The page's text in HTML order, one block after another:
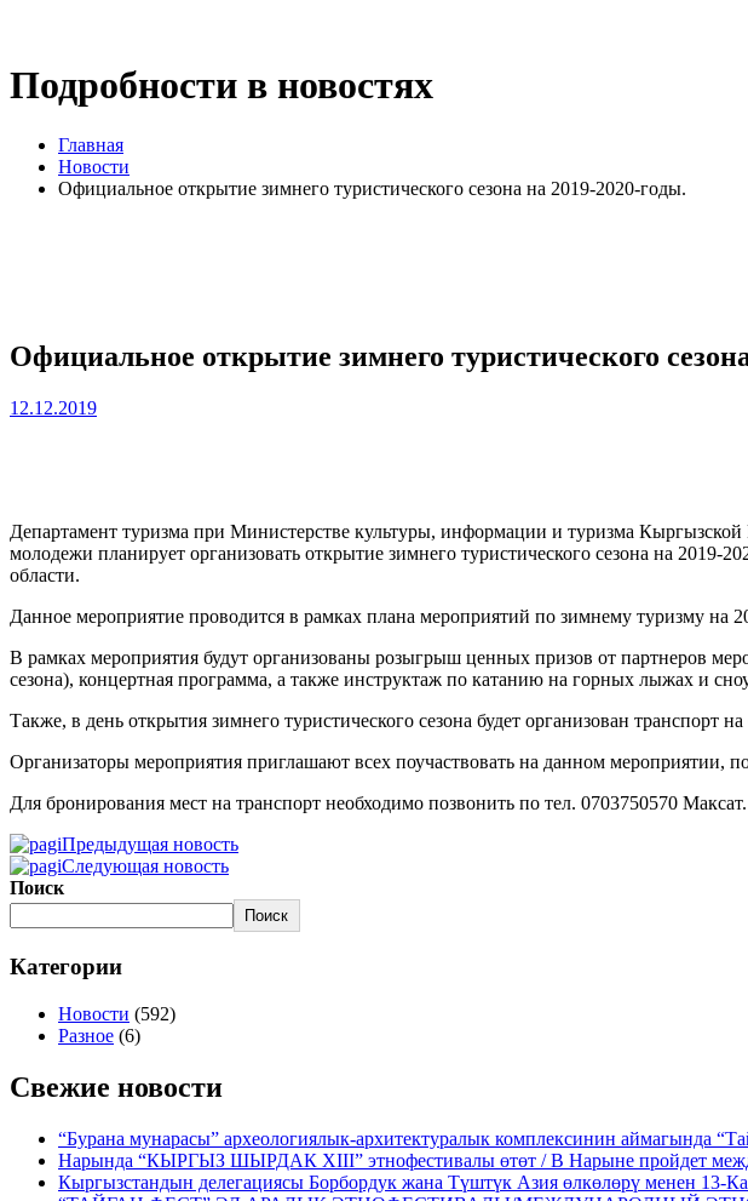
Подробности в новостях
Главная
Новости
Официальное открытие зимнего туристического сезона на 2019-2020-годы.
Официальное открытие зимнего туристического
12.12.2019
Департамент туризма при Министерстве культуры, информации и туризма
молодежи планирует организовать открытие зимнего туристического сезона на
области.
Данное мероприятие проводится в рамках плана мероприятий по зимнему туризму
В рамках мероприятия будут организованы розыгрыш ценных призов от партнеров
сезона), концертная программа, а также инструктаж по катанию на горных лыжах и
Также, в день открытия зимнего туристического сезона будет организован
Организаторы мероприятия приглашают всех поучаствовать на данном мероприятии,
Для бронирования мест на транспорт необходимо позвонить по тел. 0703750570 Максат.
Предыдущая новость
Следующая новость
Поиск
Поиск
Категории
Новости (592)
Разное (6)
Свежие новости
“Бурана мунарасы” археологиялык-архитектуралык комплексинин аймагында
Нарында “КЫРГЫЗ ШЫРДАК XIII” этнофестивалы өтөт / В Нарыне пройдет
Кыргызстандын делегациясы Борбордук жана Түштүк Азия өлкөлөрү менен 13-